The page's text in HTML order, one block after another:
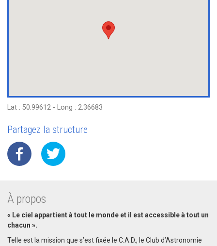
Lat : 50.99612 - Long : 2.36683
Partagez la structure
À propos
« Le ciel appartient à tout le monde et il est accessible à tout un
chacun ».
Telle est la mission que s’est fixée le C.A.D., le Club d’Astronomie